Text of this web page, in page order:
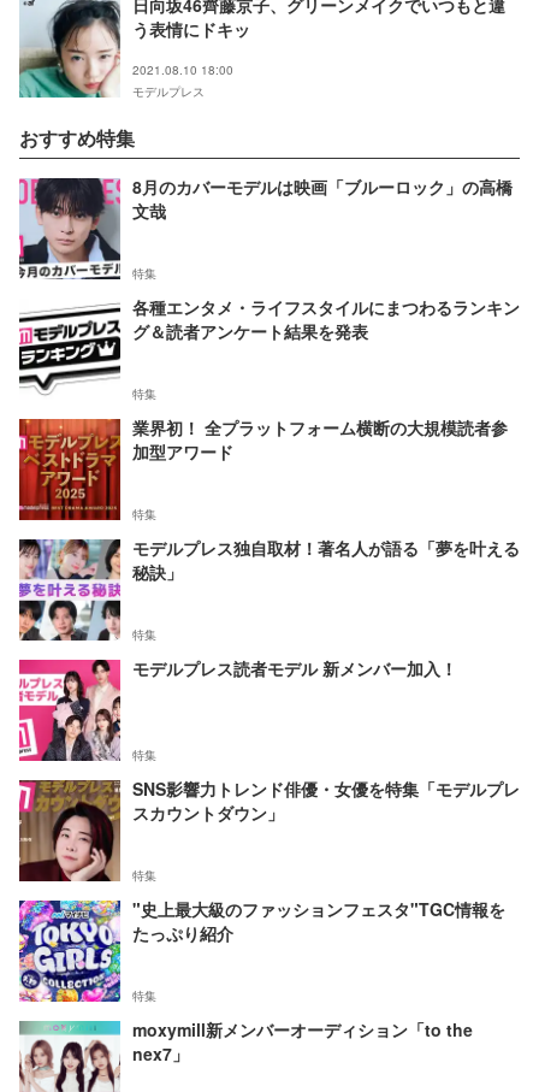
日向坂46齊藤京子、グリーンメイクでいつもと違
う表情にドキッ
2021.08.10 18:00
モデルプレス
おすすめ特集
8月のカバーモデルは映画「ブルーロック」の高橋
文哉
特集
各種エンタメ・ライフスタイルにまつわるランキン
グ＆読者アンケート結果を発表
特集
業界初！ 全プラットフォーム横断の大規模読者参
加型アワード
特集
モデルプレス独自取材！著名人が語る「夢を叶える
秘訣」
特集
モデルプレス読者モデル 新メンバー加入！
特集
SNS影響力トレンド俳優・女優を特集「モデルプレ
スカウントダウン」
特集
"史上最大級のファッションフェスタ"TGC情報を
たっぷり紹介
特集
moxymill新メンバーオーディション「to the
nex7」